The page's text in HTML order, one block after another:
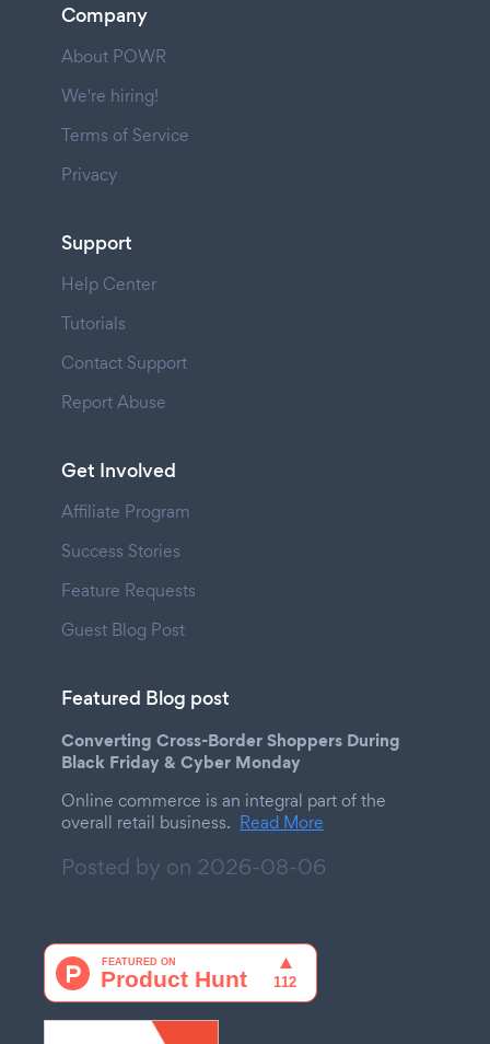
Company
About POWR
We're hiring!
Terms of Service
Privacy
Support
Help Center
Tutorials
Contact Support
Report Abuse
Get Involved
Affiliate Program
Success Stories
Feature Requests
Guest Blog Post
Featured Blog post
Converting Cross-Border Shoppers During
Black Friday & Cyber Monday
Online commerce is an integral part of the
overall retail business. Read More
Posted by on 2026-08-06